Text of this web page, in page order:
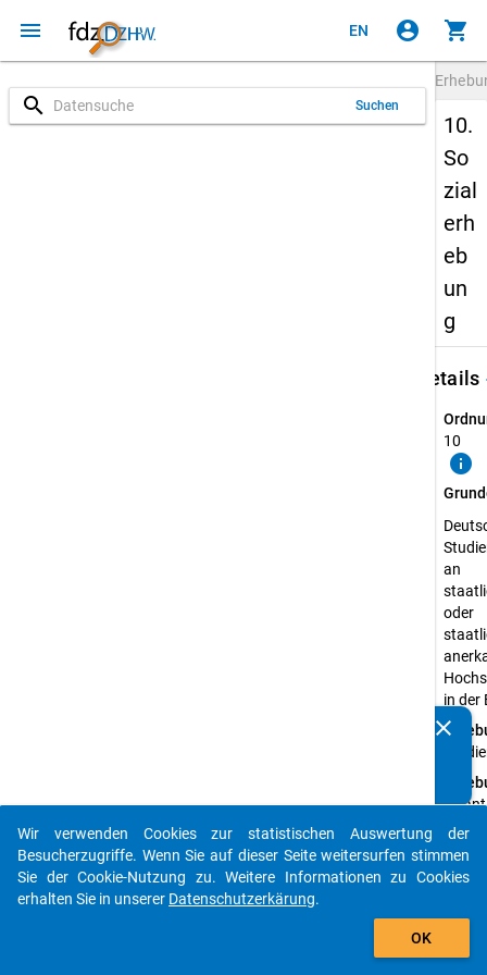
menu EN account_circle shopping_cart
search Suchen
10.
So
zial
erh
eb
un
g
Details
10
info
an
oder
in der
Daten
clear
auto_stories
add_shopping_cart
Wir verwenden Cookies zur statistischen Auswertung der
Besucherzugriffe. Wenn Sie auf dieser Seite weitersurfen stimmen
Sie der Cookie-Nutzung zu. Weitere Informationen zu Cookies
erhalten Sie in unserer Datenschutzerkärung.
OK